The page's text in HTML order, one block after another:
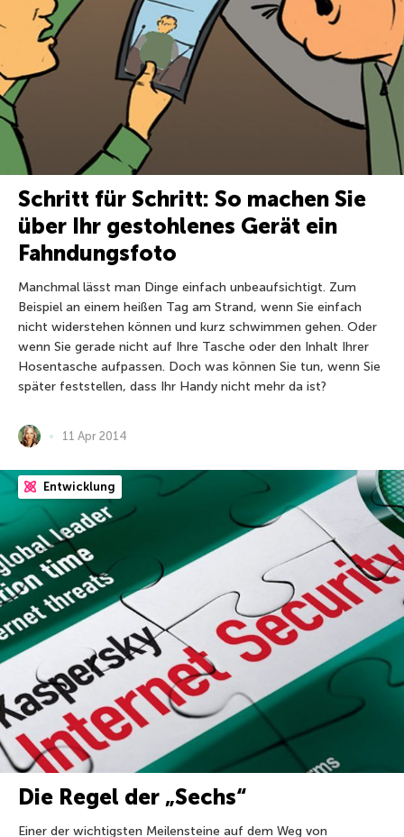
Schritt für Schritt: So machen Sie
über Ihr gestohlenes Gerät ein
Fahndungsfoto
Manchmal lässt man Dinge einfach unbeaufsichtigt. Zum
Beispiel an einem heißen Tag am Strand, wenn Sie einfach
nicht widerstehen können und kurz schwimmen gehen. Oder
wenn Sie gerade nicht auf Ihre Tasche oder den Inhalt Ihrer
Hosentasche aufpassen. Doch was können Sie tun, wenn Sie
später feststellen, dass Ihr Handy nicht mehr da ist?
11 Apr 2014
Entwicklung
Die Regel der „Sechs“
Einer der wichtigsten Meilensteine auf dem Weg von